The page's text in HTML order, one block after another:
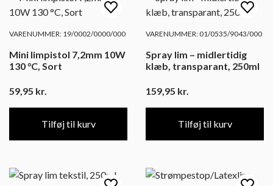
VARENUMMER: 19/0002/0000/000
Mini limpistol 7,2mm 10W
130 °C, Sort
59,95 kr.
Tilføj til kurv
VARENUMMER: 01/0535/9043/000
Spray lim – midlertidig
klæb, transparant, 250ml
159,95 kr.
Tilføj til kurv